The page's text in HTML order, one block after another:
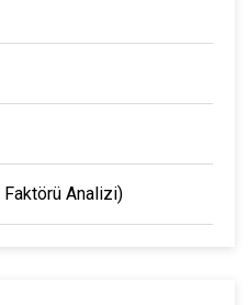
Faktörü Analizi)